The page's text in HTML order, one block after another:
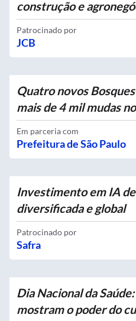
construção e
Patrocinado por
JCB
Quatro novos
mais de 4 mil mudas
Em parceria com
Prefeitura de São Paulo
Investimento em IA
diversificada e global
Patrocinado por
Safra
Dia Nacional da
mostram o poder do